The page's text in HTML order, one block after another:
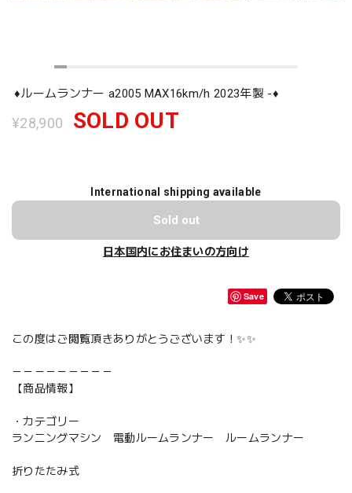
♦️ルームランナー a2005 MAX16km/h 2023年製 -♦️
¥28,900 SOLD OUT
International shipping available
Sold out
日本国内にお住まいの方向け
Save
この度はご閲覧頂きありがとうございます！✨✨
－－－－－－－－－
【商品情報】
・カテゴリー
ランニングマシン 電動ルームランナー ルームランナー
折りたたみ式